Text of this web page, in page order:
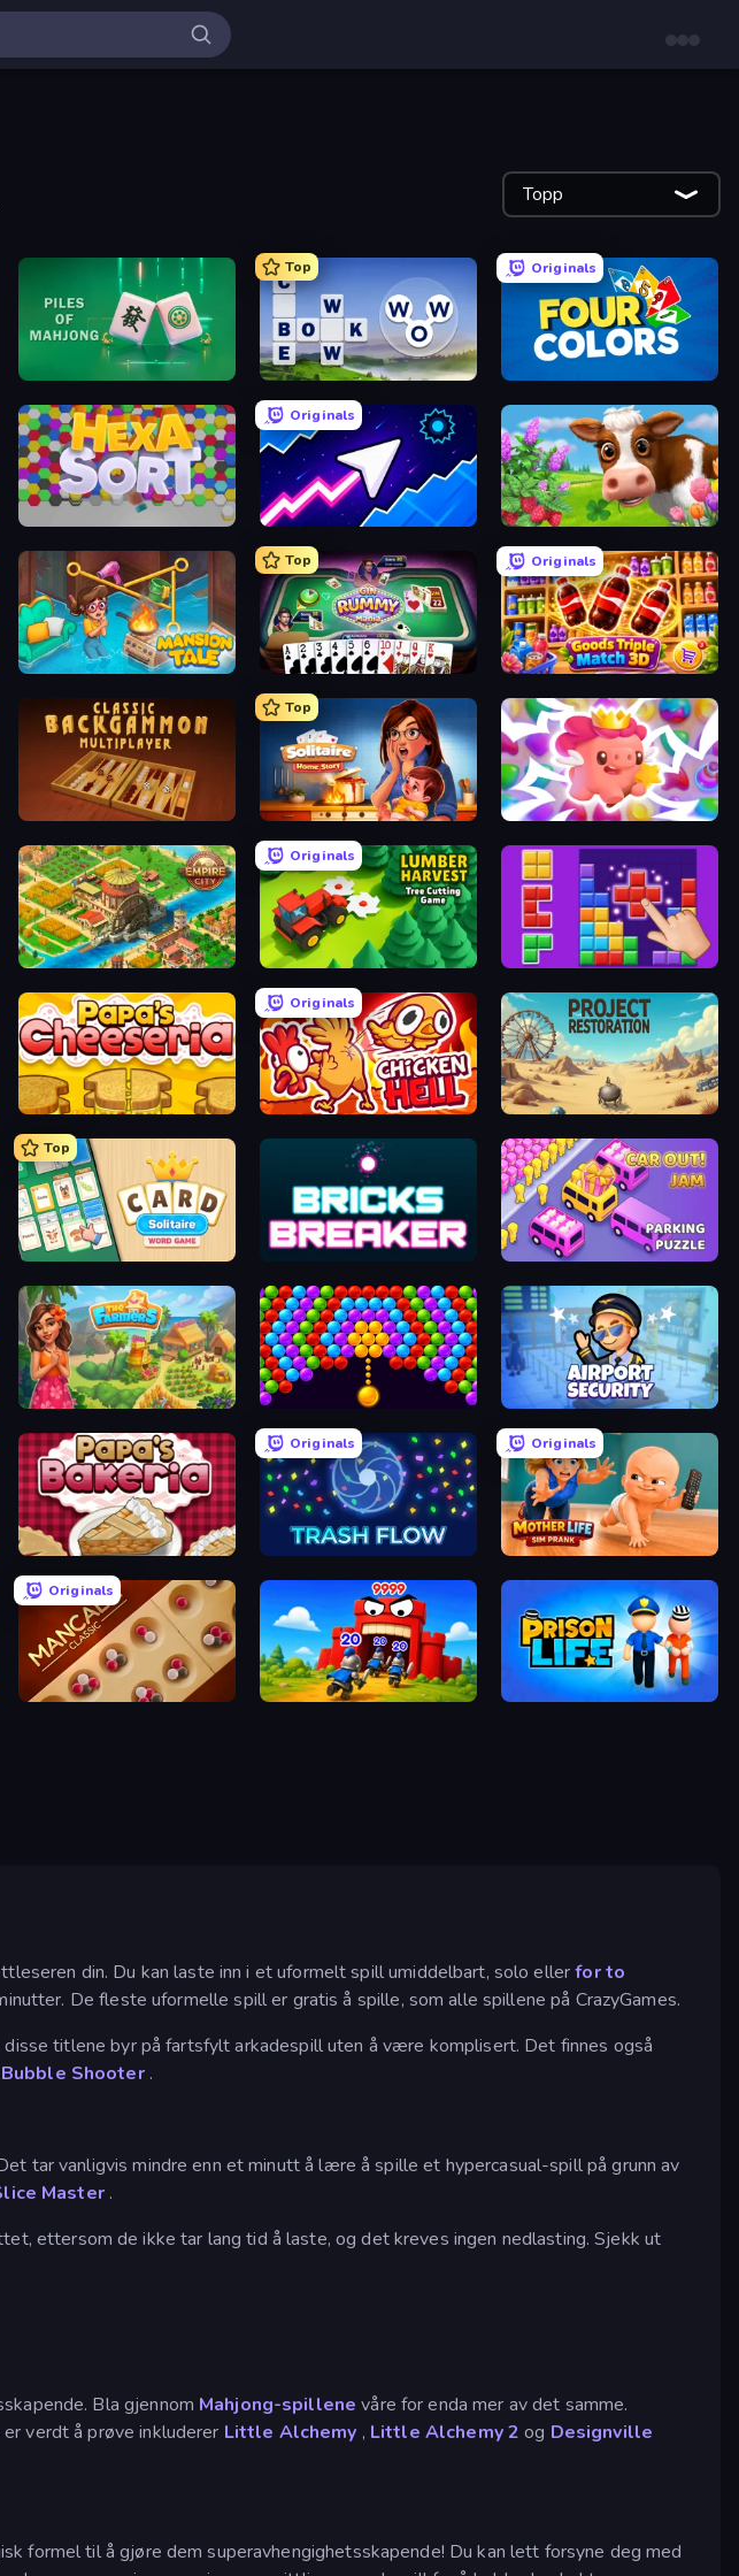
Topp
Piles of Mahjong
Top
Words of Wonders
Originals
Originals
Space Waves Country Life Meadows
Mansion Tale: Merge Secrets
Top
Gin Rummy Mania
Originals
Goods Triple Match 3D
Backgammon Online
Top
Solitaire Home Story Match Arena
Empire City
Originals
Lumber Harvest: Tree Cutting Game BlockBuster Puzzle
Papa's Cheeseria
Originals
Chicken Hell Project Restoration
Top
Card Solitaire: Word Game Car OUT! Jam Parking Puzzle
The Farmers Bubble Story Airport Security
Papa's Bakeria
Originals
Trash Flow
Originals
Mother Life Simulator: Prank
Originals
Mancala Classic TimeWarriors Prison Life
din. Du kan laste inn i et uformelt spill umiddelbart, solo ellerfor to
De fleste uformelle spill er gratis å spille, som alle spillene på CrazyGames.
disse titlene byr på fartsfylt arkadespill uten å være komplisert. Det finnes også
Bubble Shooter.
tar vanligvis mindre enn et minutt å lære å spille et hypercasual-spill på grunn av
Master.
ettersom de ikke tar lang tid å laste, og det kreves ingen nedlasting. Sjekk ut
Bla gjennom Mahjong-spillene våre for enda mer av det samme.
verdt å prøve inkluderer Little Alchemy , Little Alchemy 2 og Designville
formel til å gjøre dem superavhengighetsskapende! Du kan lett forsyne deg med